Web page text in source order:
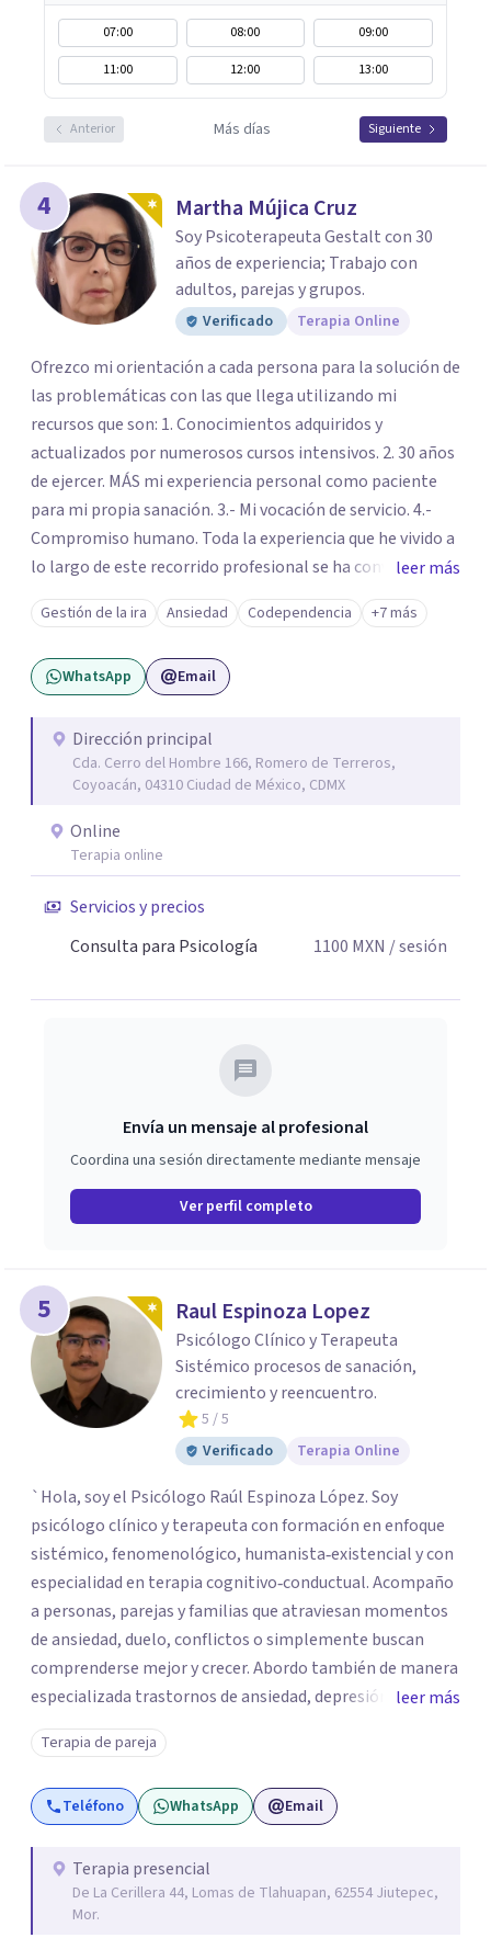
07:00 08:00
09:00
11:00
12:00 13:00
Anterior Más días Siguiente
4 Martha Mújica Cruz
Soy Psicoterapeuta Gestalt con 30
años de experiencia; Trabajo con
adultos, parejas y grupos.
Verificado Terapia Online
Ofrezco mi orientación a cada persona para la solución de
las problemáticas con las que llega utilizando mi
recursos que son: 1. Conocimientos adquiridos y
actualizados por numerosos cursos intensivos. 2. 30 años
de ejercer. MÁS mi experiencia personal como paciente
para mi propia sanación. 3.- Mi vocación de servicio. 4.-
Compromiso humano. Toda la experiencia que he vivido a
lo largo de este recorrido profesional se ha convertido en
una forma de vida congruente y satisfactoria en mi, por la
certeza de quien soy y de mis objetivos, que me han dado
el mando de mi existencia y este es mi objetivo para mis
pacientes en un ambiente de compresión y
leer más
Gestión de la ira Ansiedad Codependencia +7 más
WhatsApp Email
Dirección principal
Cda. Cerro del Hombre 166, Romero de Terreros,
Coyoacán, 04310 Ciudad de México, CDMX
Online
Terapia online
Servicios y precios
Consulta para Psicología
1100 MXN / sesión
Envía un mensaje al profesional
Coordina una sesión directamente mediante mensaje
Ver perfil completo
5 Raul Espinoza Lopez
Psicólogo Clínico y Terapeuta
Sistémico procesos de sanación,
crecimiento y reencuentro.
5 / 5
Verificado
Terapia Online
`Hola, soy el Psicólogo Raúl Espinoza López. Soy
psicólogo clínico y terapeuta con formación en enfoque
sistémico, fenomenológico, humanista‑existencial y con
especialidad en terapia cognitivo‑conductual. Acompaño
a personas, parejas y familias que atraviesan momentos
de ansiedad, duelo, conflictos o simplemente buscan
comprenderse mejor y crecer. Abordo también de manera
especializada trastornos de ansiedad, depresión,
trastornos de atención e hiperactividad, trastornos del
estado de ánimo, problemas emocionales y
conductuales, así como dificultades en el manejo del
estrés y las emociones. Mi espacio es seguro, respetuoso
mi labor es escucharte con atención, acompañarte a dar
sentido a lo que vives y construir juntos caminos hacia tu
bienestar. Gracias por confiar en este camino.`
leer más
Terapia de pareja
Teléfono WhatsApp Email
Terapia presencial
De La Cerillera 44, Lomas de Tlahuapan, 62554 Jiutepec,
Mor.